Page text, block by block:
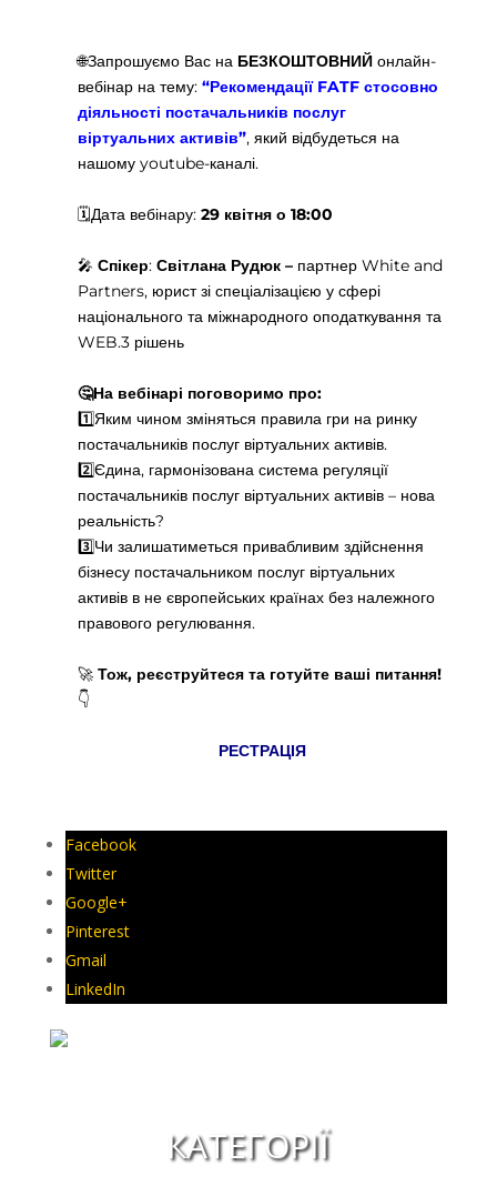
🌐Запрошуємо Вас на БЕЗКОШТОВНИЙонлайн-
вебінар на тему: “Рекомендації FATF стосовно
діяльності постачальників послуг
віртуальних активів”, який відбудеться на
нашому youtube-каналі.
🗓️Дата вебінару: 29 квітня о 18:00
🎤 Спікер: Світлана Рудюк – партнер White and
Partners, юрист зі спеціалізацією у сфері
національного та міжнародного оподаткування та
WEB.3 рішень
🤔На вебінарі поговоримо про:
1️⃣Яким чином зміняться правила гри на ринку
постачальників послуг віртуальних активів.
2️⃣Єдина, гармонізована система регуляції
постачальників послуг віртуальних активів – нова
реальність?
3️⃣Чи залишатиметься привабливим здійснення
бізнесу постачальником послуг віртуальних
активів в не європейських країнах без належного
правового регулювання.
🚀 Тож, реєструйтеся та готуйте ваші питання!
👇
РЕСТРАЦІЯ
Facebook
Twitter
Google+
Pinterest
Gmail
LinkedIn
КАТЕГОРІЇ